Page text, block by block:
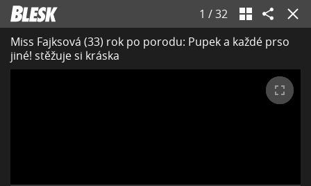
1 /32
Miss Fajksová (33) rok po porodu: Pupek a každé prso
jiné! stěžuje si kráska